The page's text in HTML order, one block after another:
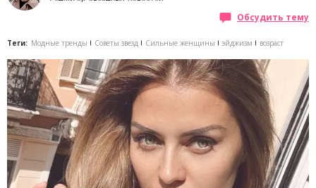
Обсудить тему
Теги: Модные тренды Советы звезд Сильные женщины эйджизм возраст